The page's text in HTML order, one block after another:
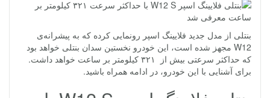
بنتلی از مدل جدید فلایینگ اسپر رونمایی کرده که به پیشرانه‌ی
W12 مجهز شده است، این خودرو نخستین سدان بنتلی خواهد بود
که حداکثر سرعتی بیش از ۳۲۱ کیلومتر بر ساعت خواهد داشت.
برای آشنایی با این خودرو، در ادامه همراه باشید.